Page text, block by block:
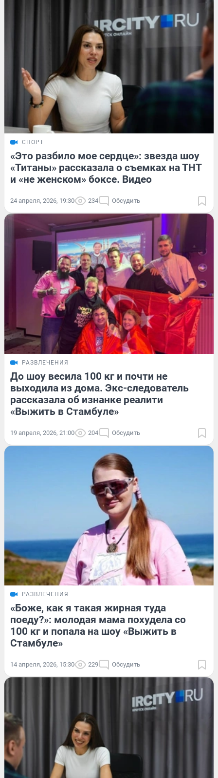
СПОРТ
«Это разбило мое сердце»: звезда шоу
«Титаны» рассказала о съемках на ТНТ
и «не женском» боксе. Видео
24 апреля, 2026, 19:30 234 Обсудить
РАЗВЛЕЧЕНИЯ
До шоу весила 100 кг и почти не
выходила из дома. Экс-следователь
рассказала об изнанке реалити
«Выжить в Стамбуле»
19 апреля, 2026, 21:00 204 Обсудить
РАЗВЛЕЧЕНИЯ
«Боже, как я такая жирная туда
поеду?»: молодая мама похудела со
100 кг и попала на шоу «Выжить в
Стамбуле»
14 апреля, 2026, 15:30 229 Обсудить